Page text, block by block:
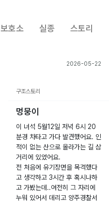
보호소 실종 스토리
2026-05-22
구조스토리
멍뭉이
이 녀석 5월12일 저녁 6시 20
분경 차타고 가다 발견했어요. 인
적이 없는 산으로 올라가는 길 삼
거리에 있었어요.
전 처음에 유기장면을 목격했다
고 생각하고 3시간 후 혹시나하
고 가봤는데..여전히 그 자리에
누워 있어서 데리고 양주경찰서